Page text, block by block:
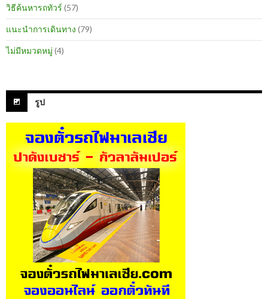
วิธีค้นหารถทัวร์ (57)
แนะนำการเดินทาง (79)
ไม่มีหมวดหมู่ (4)
รูป